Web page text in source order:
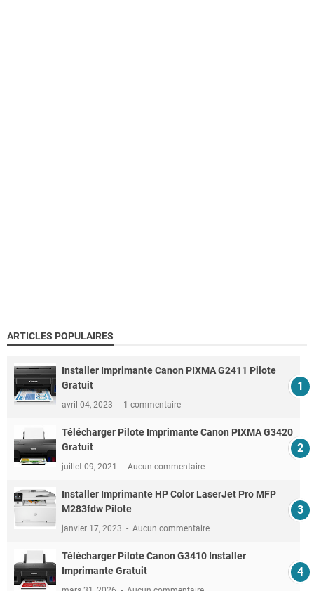
ARTICLES POPULAIRES
Installer Imprimante Canon PIXMA G2411 Pilote
Gratuit
avril 04, 2023 1 commentaire
Télécharger Pilote Imprimante Canon PIXMA G3420
Gratuit
juillet 09, 2021 Aucun commentaire
Installer Imprimante HP Color LaserJet Pro MFP
M283fdw Pilote
janvier 17, 2023 Aucun commentaire
Télécharger Pilote Canon G3410 Installer
Imprimante Gratuit